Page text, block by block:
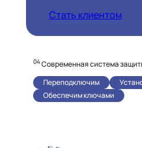
Стать клиентом
04Современная система
Переподключим
Обеспечим ключами